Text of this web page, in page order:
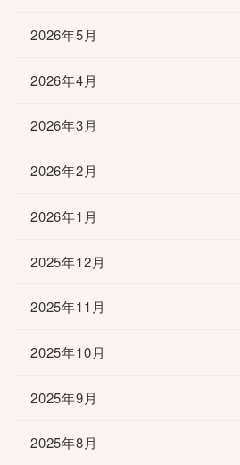
2026年5月
2026年4月
2026年3月
2026年2月
2026年1月
2025年12月
2025年11月
2025年10月
2025年9月
2025年8月